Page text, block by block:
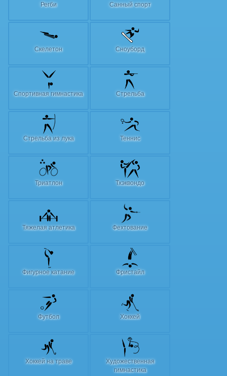
Регби Санный спорт
Скелетон Сноуборд
Спортивная гимнастика Стрельба
Стрельба из лука Теннис
Триатлон Тхэквондо
Тяжелая атлетика Фехтование
Фигурное катание Фристайл
Футбол Хоккей
Хоккей на траве
Художественная
гимнастика